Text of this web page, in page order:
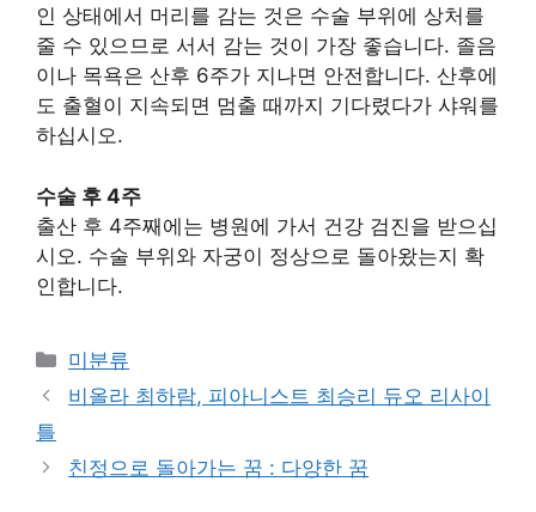
인 상태에서 머리를 감는 것은 수술 부위에 상처를
줄 수 있으므로 서서 감는 것이 가장 좋습니다. 졸음
이나 목욕은 산후 6주가 지나면 안전합니다. 산후에
도 출혈이 지속되면 멈출 때까지 기다렸다가 샤워를
하십시오.
수술 후 4주
출산 후 4주째에는 병원에 가서 건강 검진을 받으십
시오. 수술 부위와 자궁이 정상으로 돌아왔는지 확
인합니다.
Categories
미분류
비올라 최하람, 피아니스트 최승리 듀오 리사이
틀
친정으로 돌아가는 꿈 : 다양한 꿈